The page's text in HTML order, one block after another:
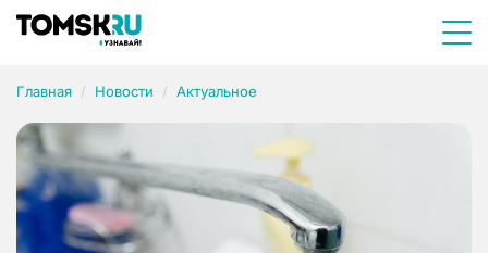
Главная Новости Актуальное